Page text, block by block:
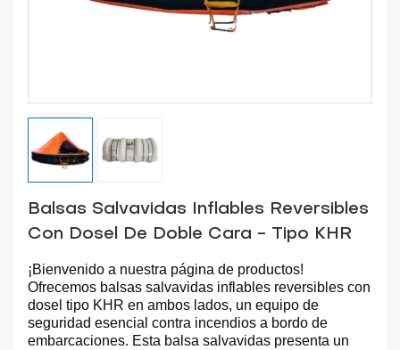
Balsas Salvavidas Inflables Reversibles
Con Dosel De Doble Cara - Tipo KHR
¡Bienvenido a nuestra página de productos!
Ofrecemos balsas salvavidas inflables reversibles con
dosel tipo KHR en ambos lados, un equipo de
seguridad esencial contra incendios a bordo de
embarcaciones. Esta balsa salvavidas presenta un